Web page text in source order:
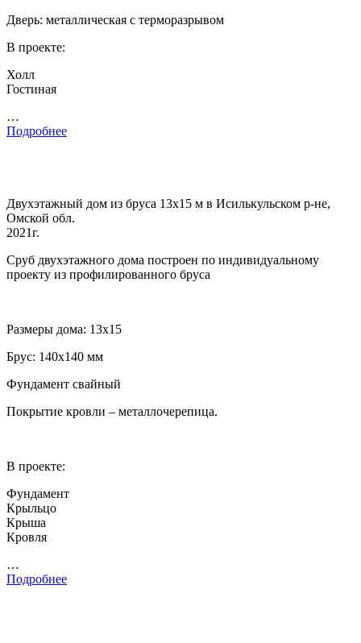
Дверь: металлическая с терморазрывом
В проекте:
Холл
Гостиная
…
Подробнее
Двухэтажный дом из бруса 13х15 м в Исилькульском р-не,
Омской обл.
2021г.
Сруб двухэтажного дома построен по индивидуальному
проекту из профилированного бруса
Размеры дома: 13х15
Брус: 140х140 мм
Фундамент свайный
Покрытие кровли – металлочерепица.
В проекте:
Фундамент
Крыльцо
Крыша
Кровля
…
Подробнее